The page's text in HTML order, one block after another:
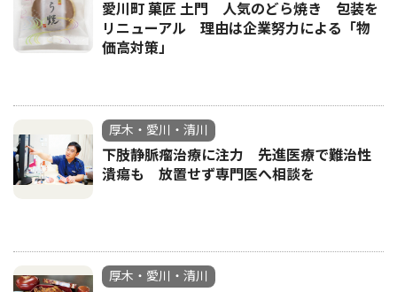
愛川町 菓匠 土門 人気のどら焼き 包装を
リニューアル 理由は企業努力による「物
価高対策」
厚木・愛川・清川
下肢静脈瘤治療に注力 先進医療で難治性
潰瘍も 放置せず専門医へ相談を
厚木・愛川・清川